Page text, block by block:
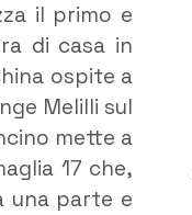
il primo e
di casa in
ospite a
Melilli sul
mette a
17 che,
una parte e